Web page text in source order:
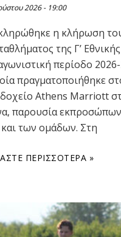
2026 19:00
η κλήρωση
της Γ’ Εθνικής
περίοδο
πραγματοποιήθηκε
Athens Marriott
παρουσία
των ομάδων. Στη
ΠΕΡΙΣΣΌΤΕΡΑ »